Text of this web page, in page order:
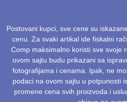
Postovani kupci, sve cene su
cenu. Za svaki artikal ide fiskalni
Comp maksimalno koristi sve svoje
ovom sajtu budu prikazani sa
fotografijama i cenama. Ipak, ne
podaci na ovom sajtu u potpunosti
promene cena svih proizvoda i